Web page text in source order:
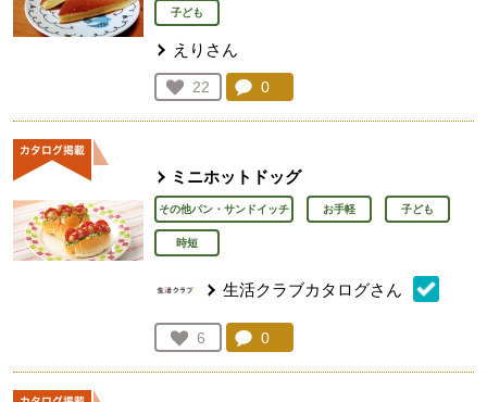
子ども
えりさん
お気に入り登録：
22
人が登録
コメント：
0
ミニホットドッグ
その他パン・サンドイッチ お手軽 子ども
時短
生活クラブカタログさん
お気に入り登録：
6
人が登録
コメント：
0